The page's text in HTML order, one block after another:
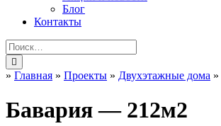
Блог
Контакты
» Главная » Проекты » Двухэтажные дома »
Бавария — 212м2